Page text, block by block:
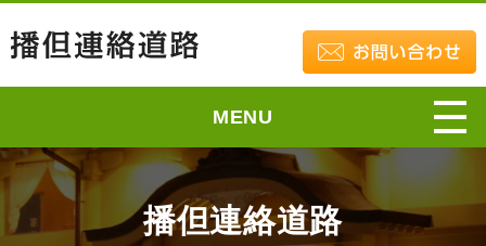
MENU
播但連絡道路